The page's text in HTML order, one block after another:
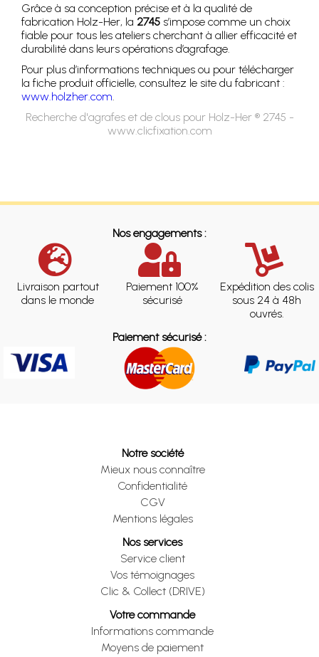
Grâce à sa conception précise et à la qualité de
fabrication Holz-Her, la 2745 s’impose comme un choix
fiable pour tous les ateliers cherchant à allier efficacité et
durabilité dans leurs opérations d’agrafage.
Pour plus d’informations techniques ou pour télécharger
la fiche produit officielle, consultez le site du fabricant :
www.holzher.com.
Recherche d'agrafes et de clous pour Holz-Her ® 2745 -
www.clicfixation.com
Nos engagements :
Livraison partout
dans le monde
Paiement 100%
sécurisé
Expédition des colis
sous 24 à 48h
ouvrés.
Paiement sécurisé :
Notre société
Mieux nous connaître
Confidentialité
CGV
Mentions légales
Nos services
Service client
Vos témoignages
Clic & Collect (DRIVE)
Votre commande
Informations commande
Moyens de paiement